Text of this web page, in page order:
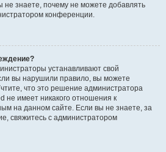
не знаете, почему не можете добавлять
конференции.
устанавливают свой
вы нарушили правило, вы можете
что это решение администратора
не имеет никакого отношения к
на данном сайте. Если вы не знаете, за
свяжитесь с администратором